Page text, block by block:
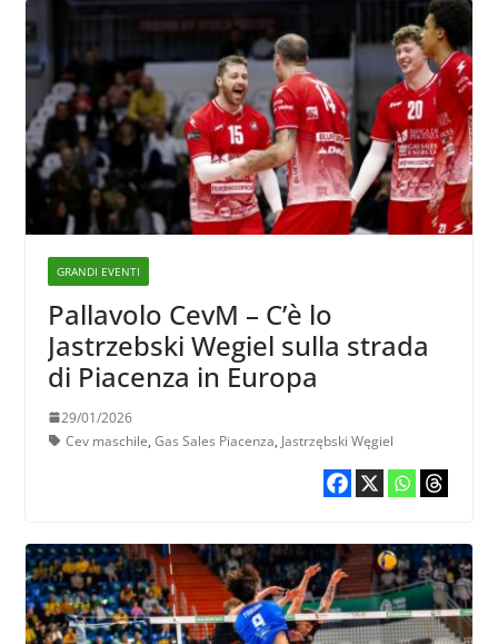
GRANDI EVENTI
Pallavolo CevM – C’è lo
Jastrzebski Wegiel sulla strada
di Piacenza in Europa
29/01/2026
Cev maschile, Gas Sales Piacenza, Jastrzębski Węgiel